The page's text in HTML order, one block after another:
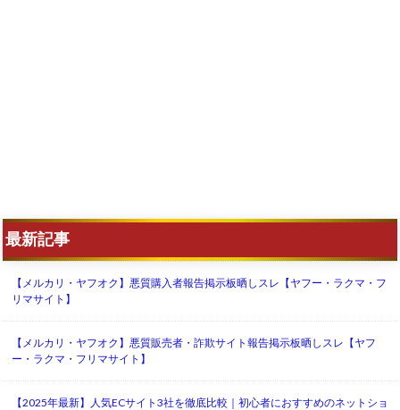
最新記事
【メルカリ・ヤフオク】悪質購入者報告掲示板晒しスレ【ヤフー・ラクマ・フ
リマサイト】
【メルカリ・ヤフオク】悪質販売者・詐欺サイト報告掲示板晒しスレ【ヤフ
ー・ラクマ・フリマサイト】
【2025年最新】人気ECサイト3社を徹底比較｜初心者におすすめのネットショ